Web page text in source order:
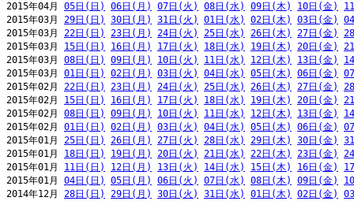
2015年04月 05日(日) 06日(月) 07日(火) 08日(水) 09日(木) 10日(金)
2015年03月 29日(日) 30日(月) 31日(火) 01日(水) 02日(木) 03日(金)
2015年03月 22日(日) 23日(月) 24日(火) 25日(水) 26日(木) 27日(金)
2015年03月 15日(日) 16日(月) 17日(火) 18日(水) 19日(木) 20日(金)
2015年03月 08日(日) 09日(月) 10日(火) 11日(水) 12日(木) 13日(金)
2015年03月 01日(日) 02日(月) 03日(火) 04日(水) 05日(木) 06日(金)
2015年02月 22日(日) 23日(月) 24日(火) 25日(水) 26日(木) 27日(金)
2015年02月 15日(日) 16日(月) 17日(火) 18日(水) 19日(木) 20日(金)
2015年02月 08日(日) 09日(月) 10日(火) 11日(水) 12日(木) 13日(金)
2015年02月 01日(日) 02日(月) 03日(火) 04日(水) 05日(木) 06日(金)
2015年01月 25日(日) 26日(月) 27日(火) 28日(水) 29日(木) 30日(金)
2015年01月 18日(日) 19日(月) 20日(火) 21日(水) 22日(木) 23日(金)
2015年01月 11日(日) 12日(月) 13日(火) 14日(水) 15日(木) 16日(金)
2015年01月 04日(日) 05日(月) 06日(火) 07日(水) 08日(木) 09日(金)
2014年12月 28日(日) 29日(月) 30日(火) 31日(水) 01日(木) 02日(金)